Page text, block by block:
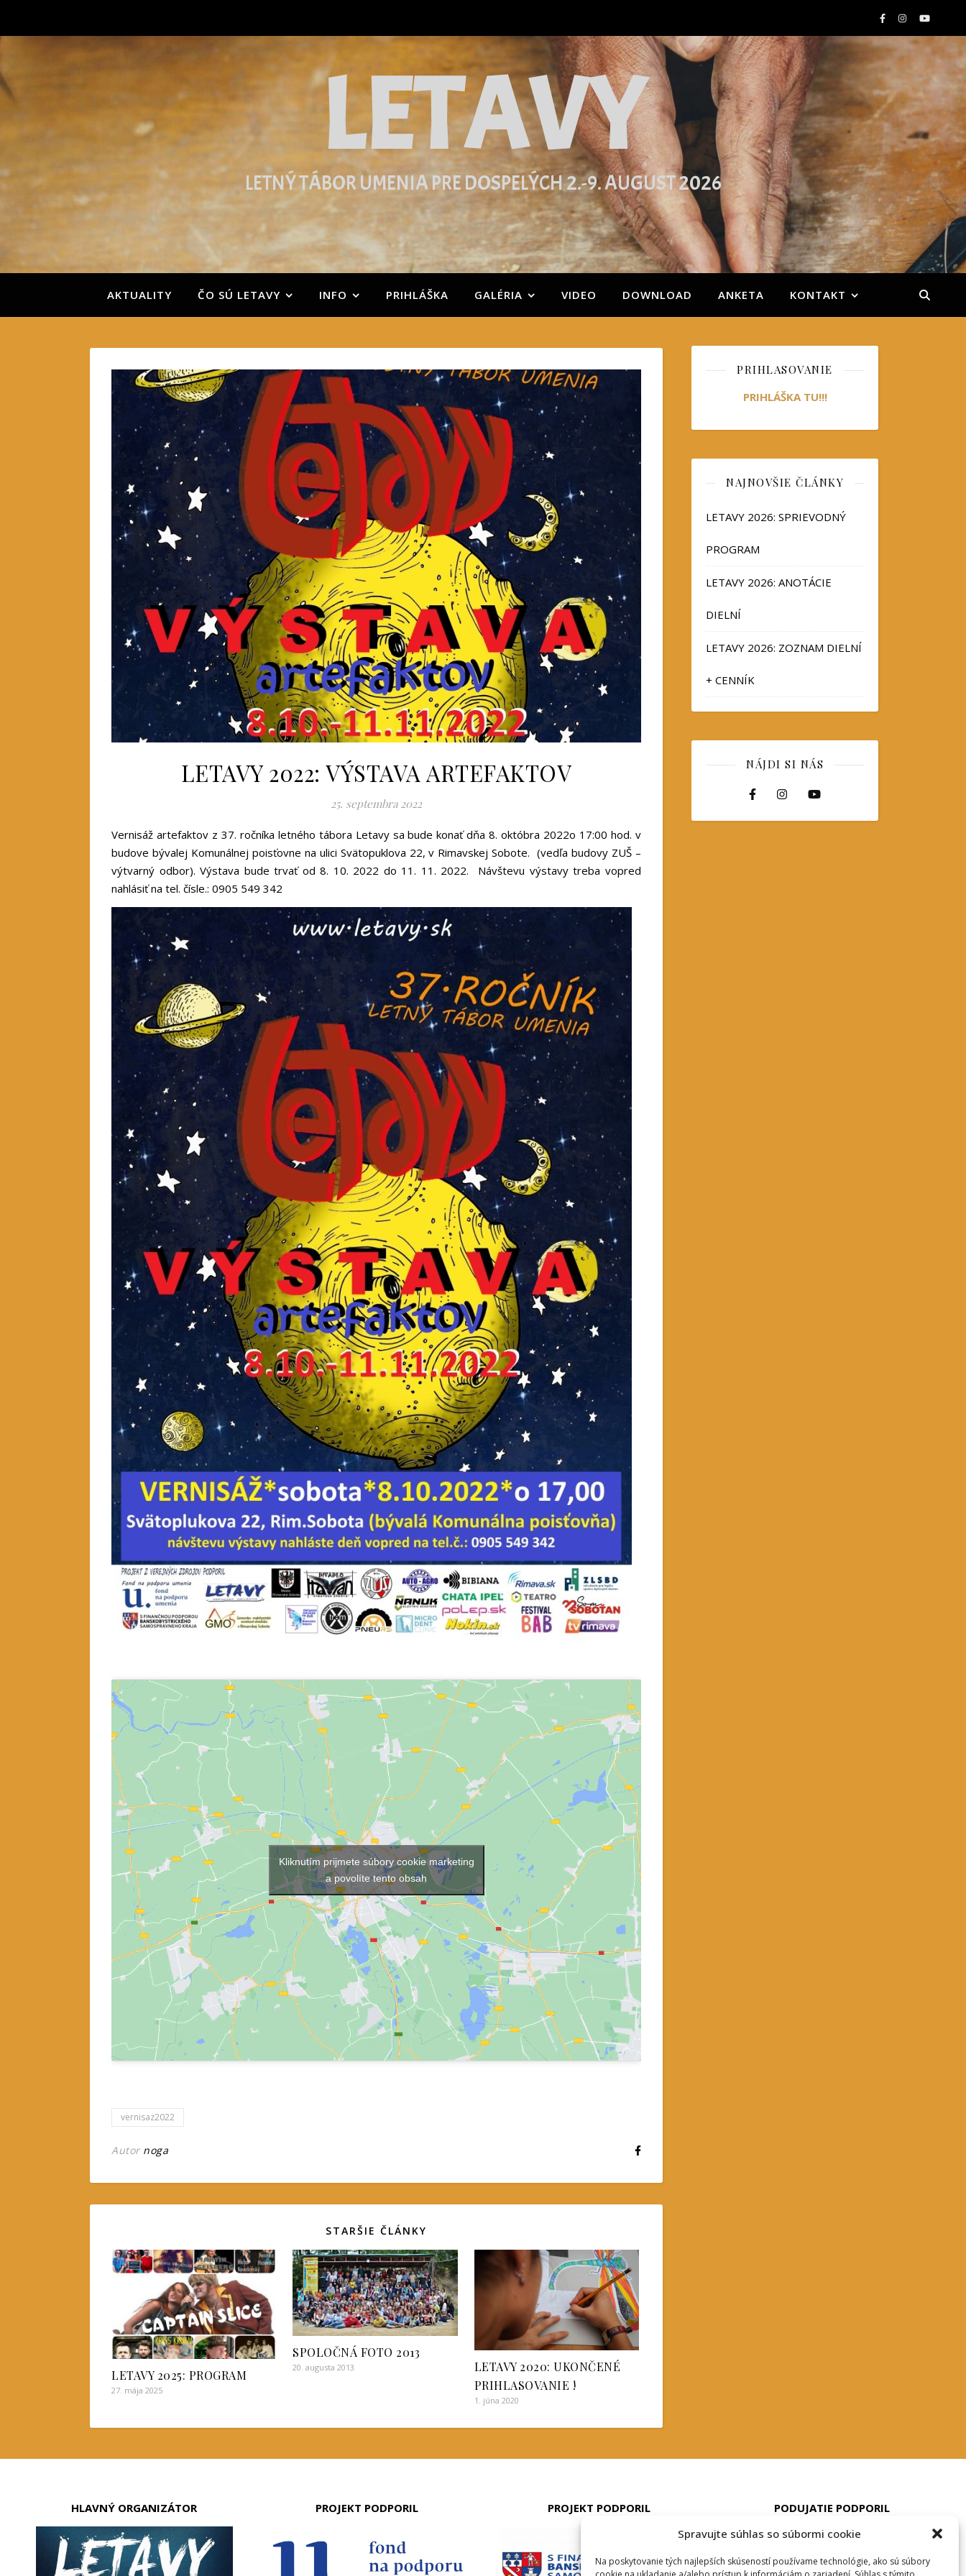
Spravujte súhlas so súbormi cookie
Na poskytovanie tých najlepších skúseností používame technológie, ako sú súbory
LETAVY
LETNÝ TÁBOR UMENIA PRE DOSPELÝCH 2.-9. AUGUST 2026
AKTUALITY ČO SÚ LETAVY INFO PRIHLÁŠKA GALÉRIA VIDEO DOWNLOAD ANKETA KONTAKT
LETAVY 2022: VÝSTAVA ARTEFAKTOV
25. septembra 2022
Vernisáž artefaktov z 37. ročníka letného tábora Letavy sa bude konať dňa 8. októbra 2022o 17:00 hod. v
budove bývalej Komunálnej poisťovne na ulici Svätopuklova 22, v Rimavskej Sobote. (vedľa budovy ZUŠ –
výtvarný odbor). Výstava bude trvať od 8. 10. 2022 do 11. 11. 2022. Návštevu výstavy treba vopred
nahlásiť na tel. čísle.: 0905 549 342
Kliknutím prijmete súbory cookie marketing
a povolíte tento obsah
vernisaz2022
Autor noga
STARŠIE ČLÁNKY
LETAVY 2025: PROGRAM
27. mája 2025
SPOLOČNÁ FOTO 2013
20. augusta 2013
LETAVY 2020: UKONČENÉ
PRIHLASOVANIE !
1. júna 2020
PRIHLASOVANIE
PRIHLÁŠKA TU!!!
NAJNOVŠIE ČLÁNKY
LETAVY 2026: SPRIEVODNÝ
PROGRAM
LETAVY 2026: ANOTÁCIE
DIELNÍ
LETAVY 2026: ZOZNAM DIELNÍ
+ CENNÍK
NÁJDI SI NÁS
HLAVNÝ ORGANIZÁTOR PROJEKT PODPORIL PROJEKT PODPORIL PODUJATIE PODPORIL